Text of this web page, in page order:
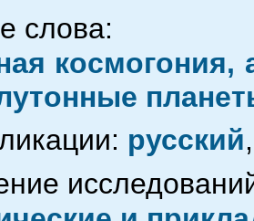
слова:
космогония,
русский,